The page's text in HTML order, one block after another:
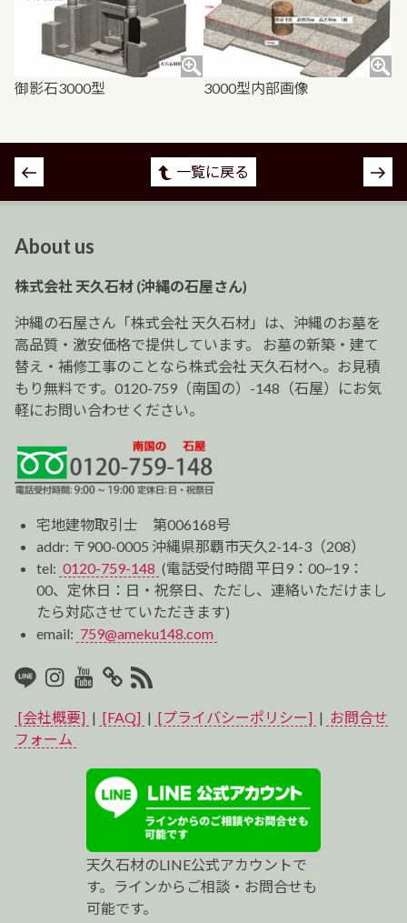
御影石3000型 3000型内部画像
投
稿
ゲ
ー
ョ
ン
一覧に戻る
About us
株式会社 天久石材 (沖縄の石屋さん)
沖縄の石屋さん「株式会社 天久石材」は、沖縄のお墓を
高品質・激安価格で提供しています。 お墓の新築・建て
替え・補修工事のことなら株式会社 天久石材へ。お見積
もり無料です。0120-759（南国の）-148（石屋）にお気
軽にお問い合わせください。
宅地建物取引士 第006168号
addr: 〒900-0005 沖縄県那覇市天久2-14-3（208）
tel: 0120-759-148 (電話受付時間 平日9：00~19：
00、定休日：日・祝祭日、ただし、連絡いただけまし
たら対応させていただきます)
email: 759@ameku148.com
LINEInstagram
Youtube
マ
イ
ス
ト
ロ
RSS2
[会社概要] | [FAQ] | [プライバシーポリシー] | お問合せ
フォーム
天久石材のLINE公式アカウントで
す。ラインからご相談・お問合せも
可能です。